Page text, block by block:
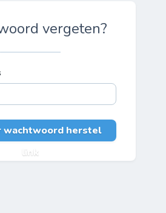
vergeten?
wachtwoord herstel
link